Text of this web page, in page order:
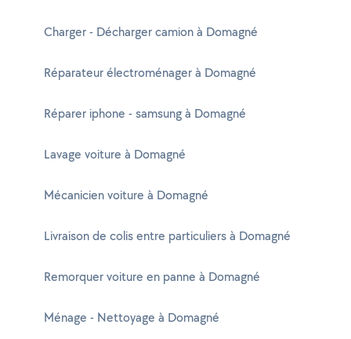
Charger - Décharger camion à Domagné
Réparateur électroménager à Domagné
Réparer iphone - samsung à Domagné
Lavage voiture à Domagné
Mécanicien voiture à Domagné
Livraison de colis entre particuliers à Domagné
Remorquer voiture en panne à Domagné
Ménage - Nettoyage à Domagné